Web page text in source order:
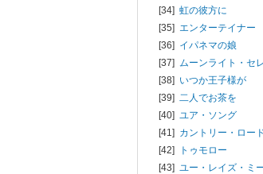
[34] 虹の彼方に
[35] エンターテイナー
[36] イパネマの娘
[37] ムーンライト・セ
[38] いつか王子様が
[39] 二人でお茶を
[40] ユア・ソング
[41] カントリー・ロー
[42]
トゥモロー
[43] ユー・レイズ・ミ